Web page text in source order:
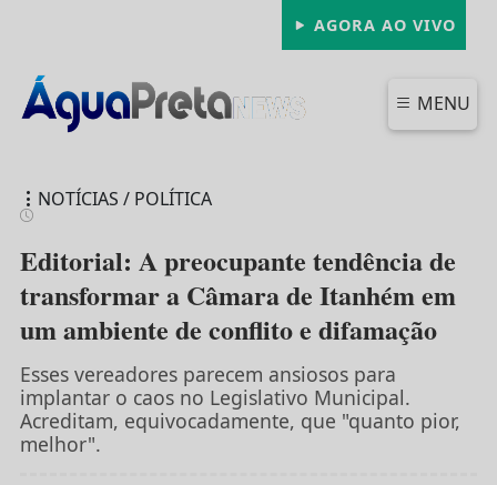
AGORA AO VIVO
MENU
FECHAR
NOTÍCIAS / POLÍTICA
Editorial: A preocupante tendência de
transformar a Câmara de Itanhém em
um ambiente de conflito e difamação
Esses vereadores parecem ansiosos para
implantar o caos no Legislativo Municipal.
Acreditam, equivocadamente, que "quanto pior,
melhor".